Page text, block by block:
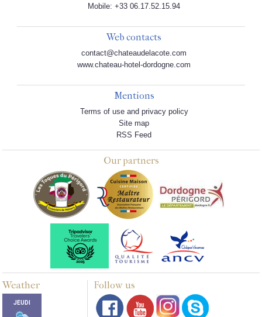
Mobile: +33 06.17.52.15.94
Web contacts
contact@chateaudelacote.com
www.chateau-hotel-dordogne.com
Mentions
Terms of use and privacy policy
Site map
RSS Feed
Our partners
Weather Follow us